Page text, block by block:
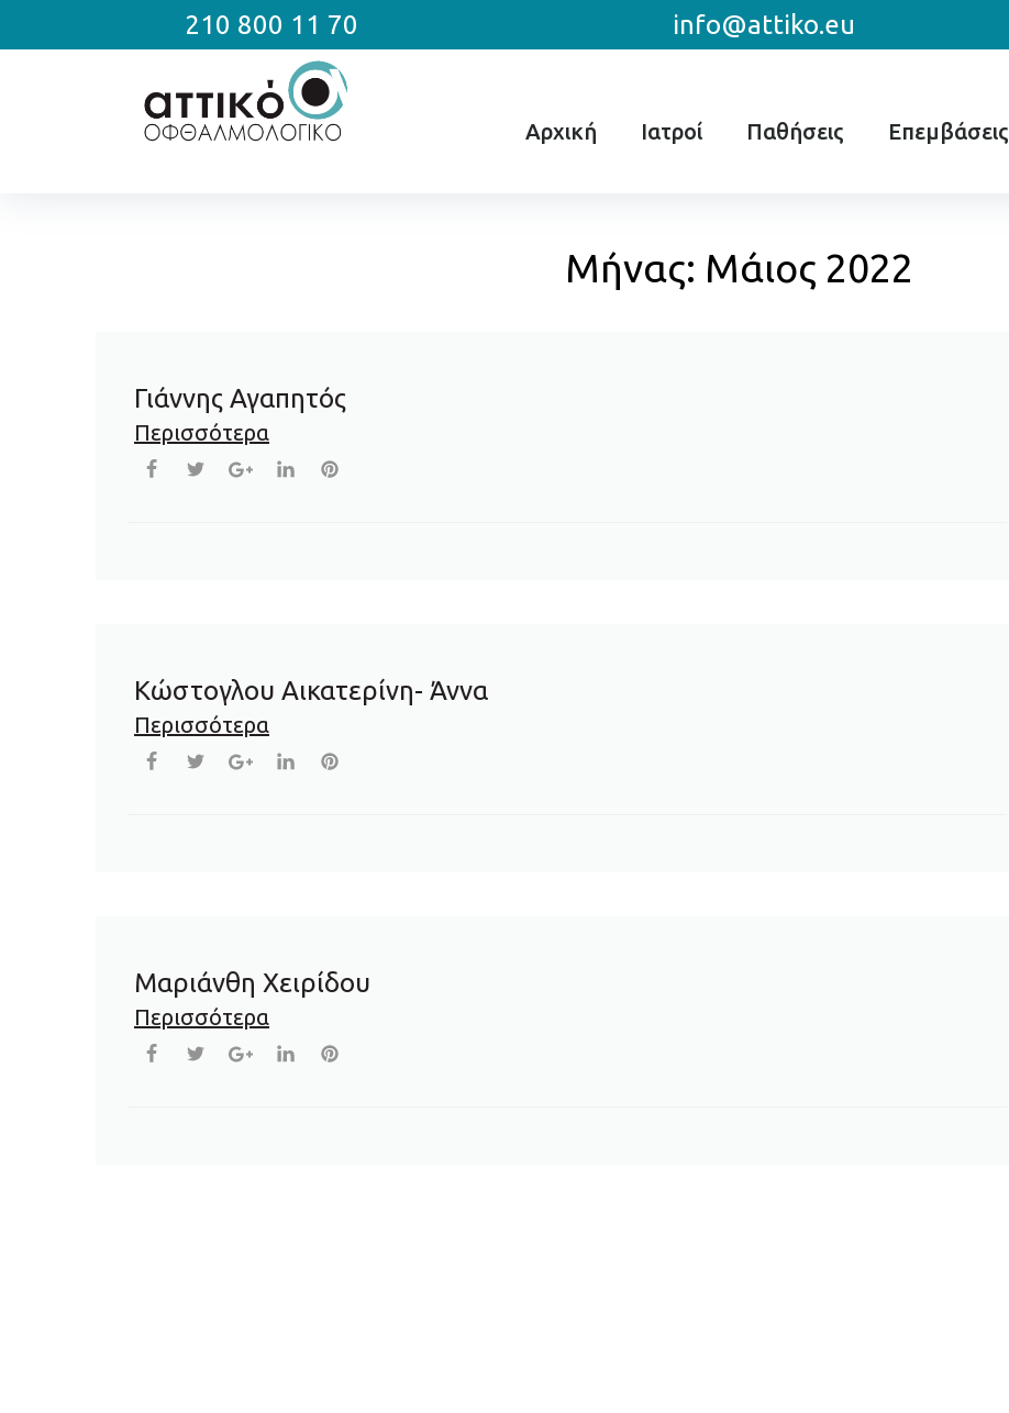
210 800 11 70 info@attiko.eu
Αρχική Ιατροί Παθήσεις Επεμβάσεις
Μήνας: Μάιος 2022
Γιάννης Αγαπητός
Περισσότερα
Κώστογλου Αικατερίνη- Άννα
Περισσότερα
Μαριάνθη Χειρίδου
Περισσότερα